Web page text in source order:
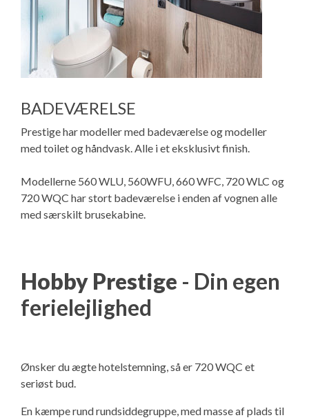
BADEVÆRELSE
Prestige har modeller med badeværelse og modeller
med toilet og håndvask. Alle i et eksklusivt finish.
Modellerne 560 WLU, 560WFU, 660 WFC, 720 WLC og
720 WQC har stort badeværelse i enden af vognen alle
med særskilt brusekabine.
Hobby Prestige - Din egen
ferielejlighed
Ønsker du ægte hotelstemning, så er 720 WQC et
seriøst bud.
En kæmpe rund rundsiddegruppe, med masse af plads til